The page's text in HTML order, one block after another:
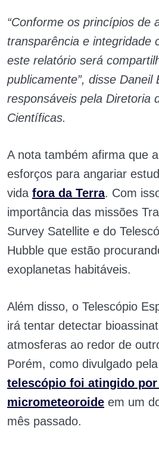
“Conforme os princípios de
transparência e integridade
este relatório será
publicamente”, disse Daneil
responsáveis pela Diretoria
Científicas.
A nota também afirma que
esforços para angariar
vida fora da Terra. Com
importância das missões
Survey Satellite e do
Hubble que estão
exoplanetas habitáveis.
Além disso, o Telescópio
irá tentar detectar
atmosferas ao redor de
Porém, como divulgado
telescópio foi atingido por
micrometeoroide em um
mês passado.